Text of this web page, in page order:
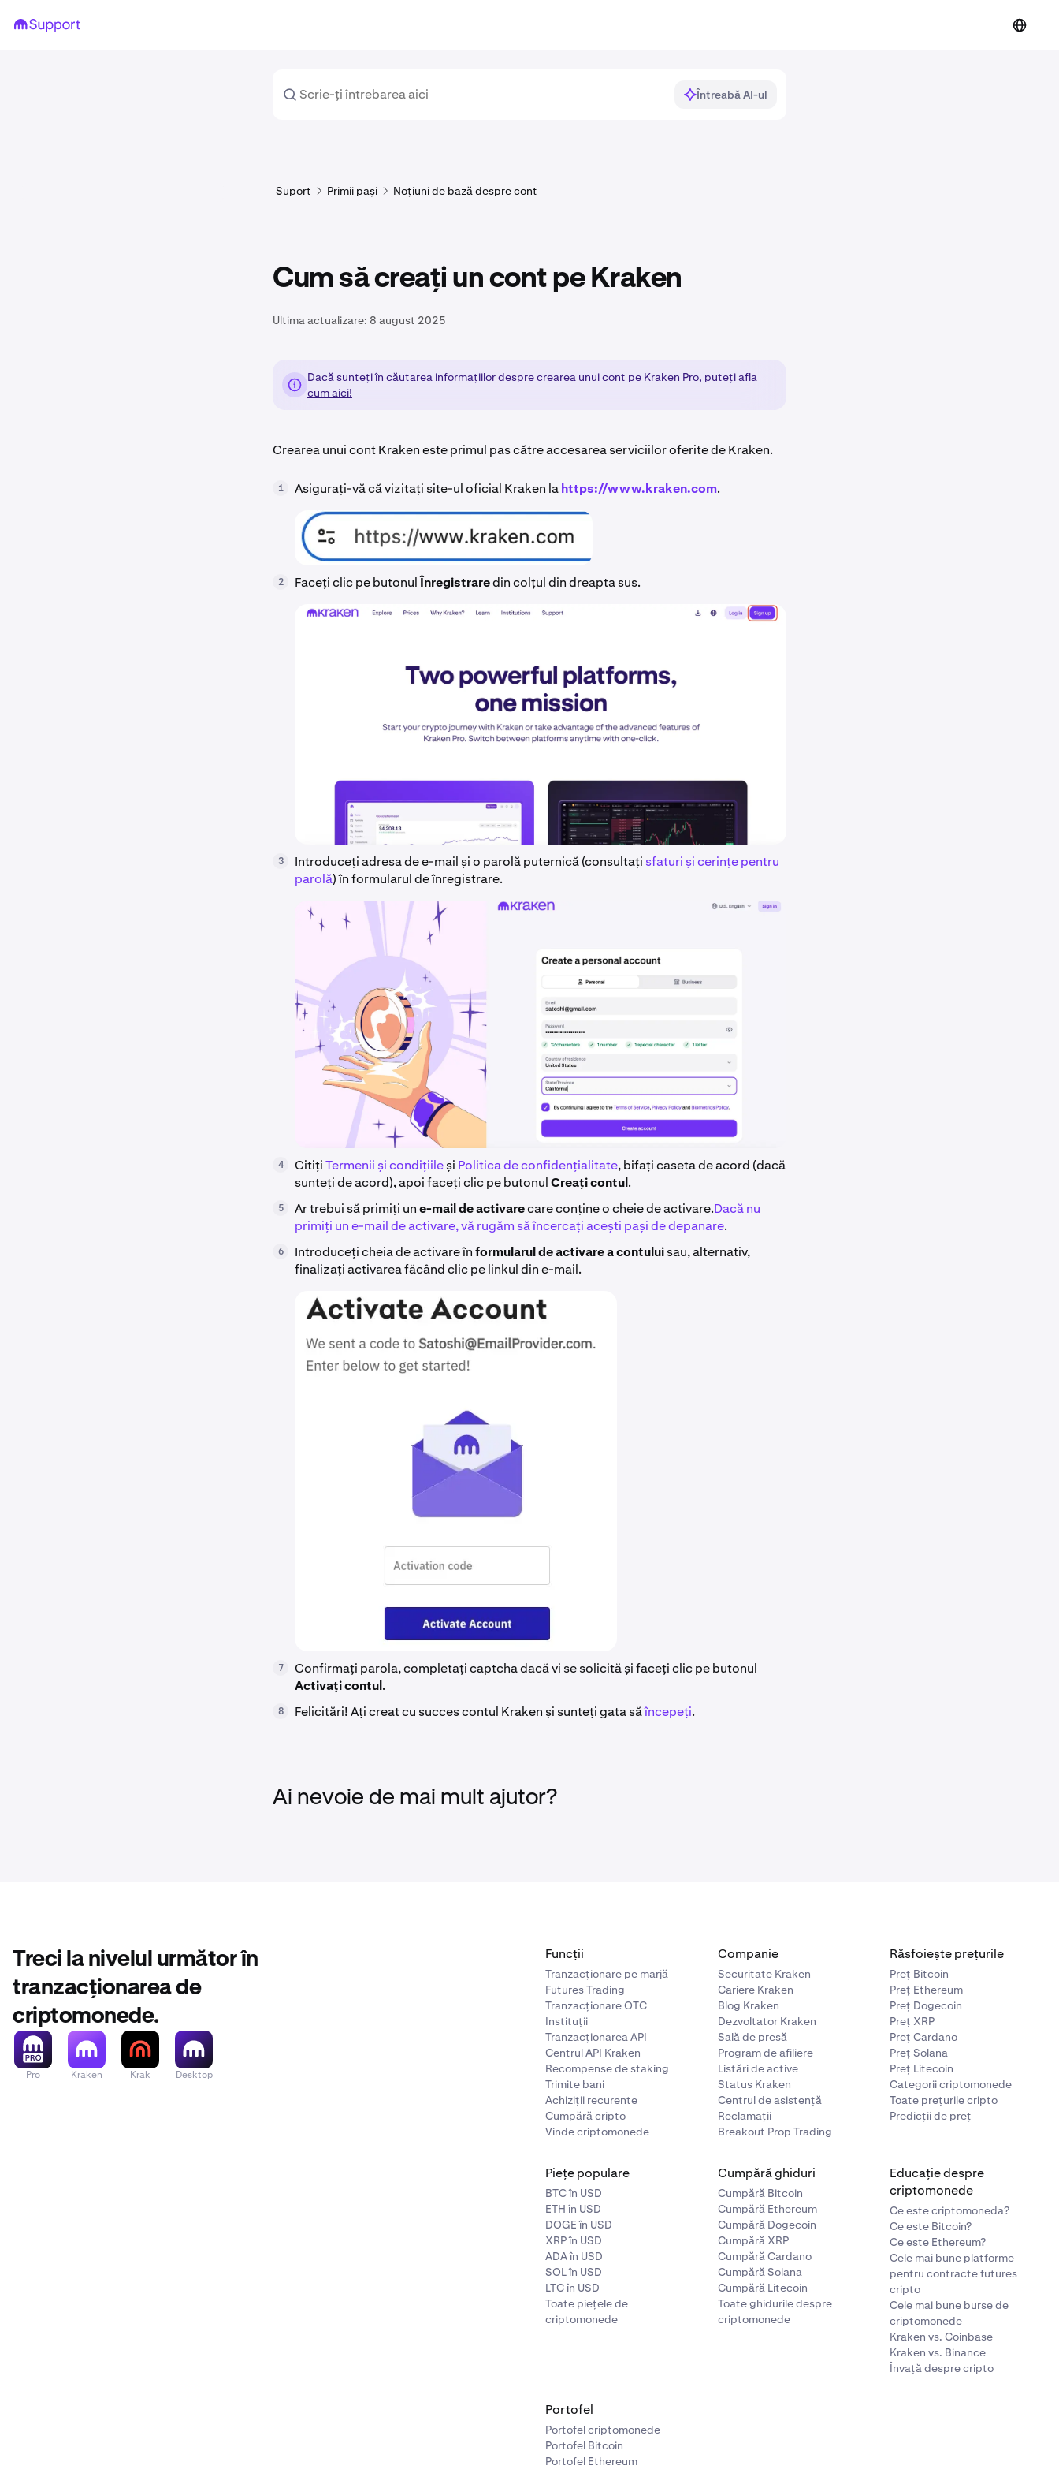
Întreabă AI-ul
Suport Primii pași Noțiuni de bază despre cont
Cum să creați un cont pe Kraken
Ultima actualizare: 8 august 2025
Dacă sunteți în căutarea informațiilor despre crearea unui cont pe Kraken Pro, putețiafla
cum aici!
Crearea unui cont Kraken este primul pas către accesarea serviciilor oferite de Kraken.
1 Asigurați-vă că vizitați site-ul oficial Kraken lahttps://www.kraken.com.
2 Faceți clic pe butonulÎnregistraredin colțul din dreapta sus.
3 Introduceți adresa de e-mail și o parolă puternică (consultați sfaturi și cerințe pentru
parolă) în formularul de înregistrare.
4 CitițiTermenii și condițiileși Politica de confidențialitate, bifați caseta de acord (dacă
sunteți de acord), apoi faceți clic pe butonulCreați contul.
5 Ar trebui să primiți une-mail de activarecare conține o cheie de activare.Dacă nu
primiți un e-mail de activare, vă rugăm să încercați acești pași de depanare.
6 Introduceți cheia de activare înformularul de activare a contuluisau, alternativ,
finalizați activarea făcând clic pe linkul din e-mail.
7
Confirmați parola, completați captcha dacă vi se solicită și faceți clic pe butonul
Activați contul.
8 Felicitări! Ați creat cu succes contul Kraken și sunteți gata săîncepeți.
Ai nevoie de mai mult ajutor?
Treci la nivelul următor în
tranzacționarea de
criptomonede.
Pro Kraken Krak Desktop
Funcții
Tranzacționare pe marjă
Futures Trading
Tranzacționare OTC
Instituții
Tranzacționarea API
Centrul API Kraken
Recompense de staking
Trimite bani
Achiziții recurente
Cumpără cripto
Vinde criptomonede
Companie
Securitate Kraken
Cariere Kraken
Blog Kraken
Dezvoltator Kraken
Sală de presă
Program de afiliere
Listări de active
Status Kraken
Centrul de asistență
Reclamații
Breakout Prop Trading
Răsfoiește prețurile
Preț Bitcoin
Preț Ethereum
Preț Dogecoin
Preț XRP
Preț Cardano
Preț Solana
Preț Litecoin
Categorii criptomonede
Toate prețurile cripto
Predicții de preț
Piețe populare
BTC în USD
ETH în USD
DOGE în USD
XRP în USD
ADA în USD
SOL în USD
LTC în USD
Toate piețele de
criptomonede
Cumpără ghiduri
Cumpără Bitcoin
Cumpără Ethereum
Cumpără Dogecoin
Cumpără XRP
Cumpără Cardano
Cumpără Solana
Cumpără Litecoin
Toate ghidurile despre
criptomonede
Educație despre
criptomonede
Ce este criptomoneda?
Ce este Bitcoin?
Ce este Ethereum?
Cele mai bune platforme
pentru contracte futures
cripto
Cele mai bune burse de
criptomonede
Kraken vs. Coinbase
Kraken vs. Binance
Învață despre cripto
Portofel
Portofel criptomonede
Portofel Bitcoin
Portofel Ethereum